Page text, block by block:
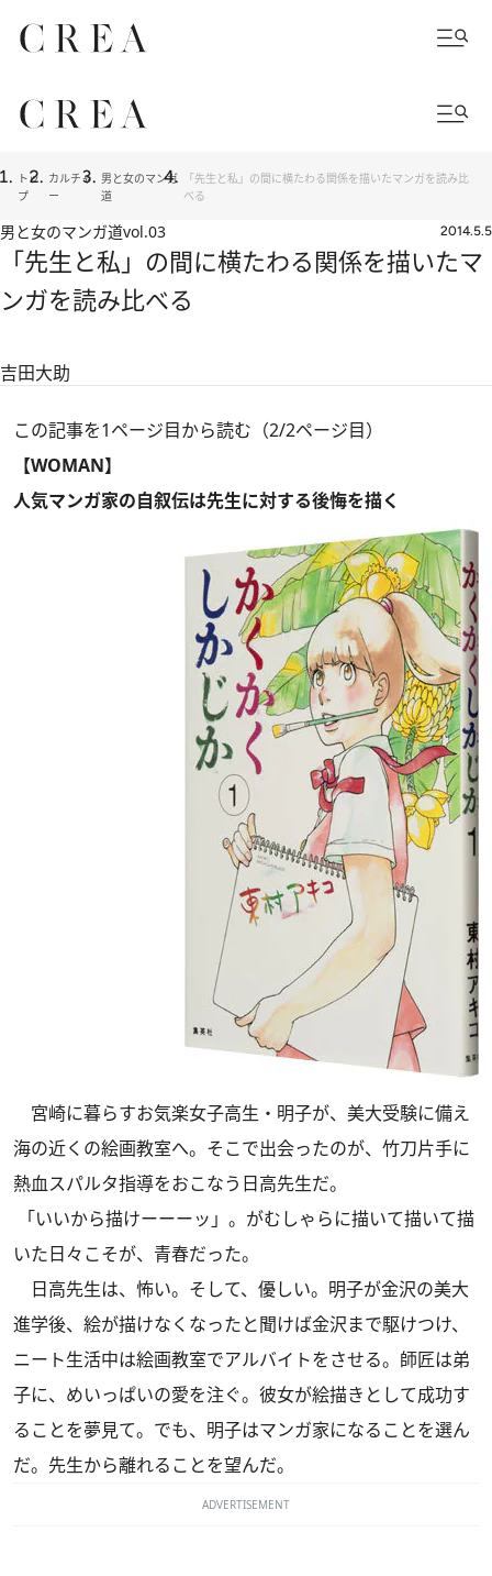
トッ
プ
カルチャ
ー
男と女のマンガ
道
「先生と私」の間に横たわる関係を描いたマンガを読み比
べる
男と女のマンガ道vol.03 2014.5.5
「先生と私」の間に横たわる関係を描いたマ
ンガを読み比べる
吉田大助
この記事を1ページ目から読む（2/2ページ目）
【WOMAN】
人気マンガ家の自叙伝は先生に対する後悔を描く
宮崎に暮らすお気楽女子高生・明子が、美大受験に備え
海の近くの絵画教室へ。そこで出会ったのが、竹刀片手に
熱血スパルタ指導をおこなう日高先生だ。
「いいから描けーーーッ」。がむしゃらに描いて描いて描
いた日々こそが、青春だった。
日高先生は、怖い。そして、優しい。明子が金沢の美大
進学後、絵が描けなくなったと聞けば金沢まで駆けつけ、
ニート生活中は絵画教室でアルバイトをさせる。師匠は弟
子に、めいっぱいの愛を注ぐ。彼女が絵描きとして成功す
ることを夢見て。でも、明子はマンガ家になることを選ん
だ。先生から離れることを望んだ。
ADVERTISEMENT